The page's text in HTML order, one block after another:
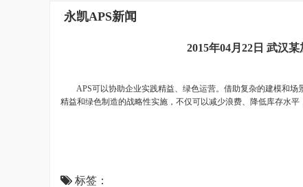
永凯APS新闻
2015年04月22日 武汉
APS可以协助企业实践精益、绿色运营。借助复杂的建模和场
精益和绿色制造的战略性实施，不仅可以减少浪费、降低库存水平
标签：